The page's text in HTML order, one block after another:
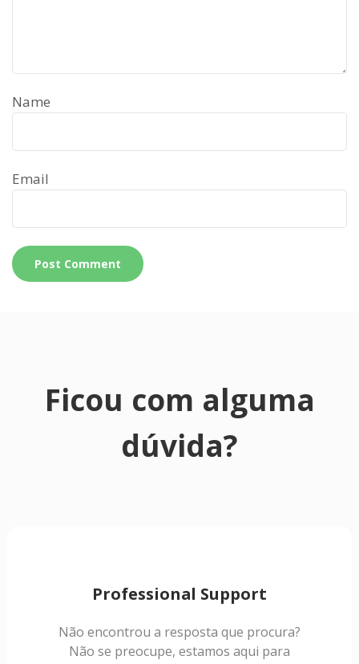
Name
Email
Ficou com alguma
dúvida?
Professional Support
Não encontrou a resposta que procura?
Não se preocupe, estamos aqui para